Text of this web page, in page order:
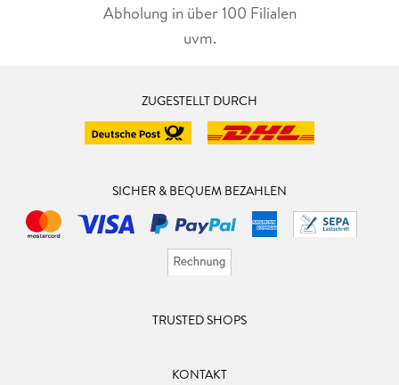
Abholung in über 100 Filialen
uvm.
ZUGESTELLT DURCH
SICHER & BEQUEM BEZAHLEN
TRUSTED SHOPS
KONTAKT